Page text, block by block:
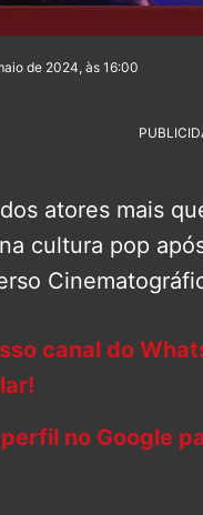
de 2024, às 16:00
atores mais
cultura pop
canal do
no Google